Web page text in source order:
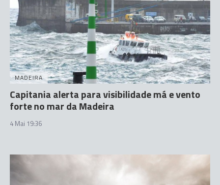
MADEIRA
Capitania alerta para visibilidade má e vento
forte no mar da Madeira
4 Mai 19:36